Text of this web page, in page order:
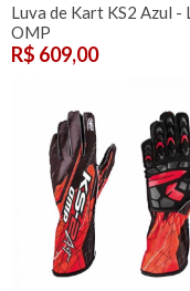
Luva de Kart KS2 Azul -
OMP
R$ 609,00